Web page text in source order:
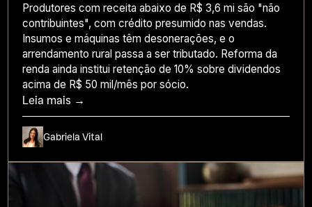
Produtores com receita abaixo de R$ 3,6 mi são "não
contribuintes", com crédito presumido nas vendas.
Insumos e máquinas têm desonerações, e o
arrendamento rural passa a ser tributado. Reforma da
renda ainda institui retenção de 10% sobre dividendos
acima de R$ 50 mil/mês por sócio.
Leia mais →
Gabriela Vital